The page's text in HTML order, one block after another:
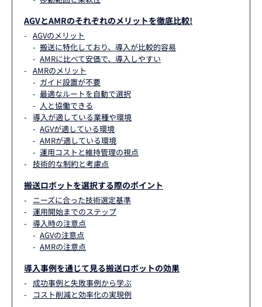
AGVとAMRのそれぞれのメリットを徹底比較!
AGVのメリット
搬送に特化しており、導入が比較的容易
AMRに比べて安価で、導入しやすい
AMRのメリット
ガイド設置が不要
最適なルートを自動で選択
人と協働できる
導入が適している業種や環境
AGVが適している環境
AMRが適している環境
運用コストと維持管理の視点
技術的な制約と考慮点
搬送ロボットを選択する際のポイント
ニーズに合った技術選定基準
運用開始までのステップ
導入時の注意点
AGVの注意点
AMRの注意点
導入事例を通じて見る搬送ロボットの効果
成功事例と失敗事例から学ぶ
コスト削減と効率化の実現例